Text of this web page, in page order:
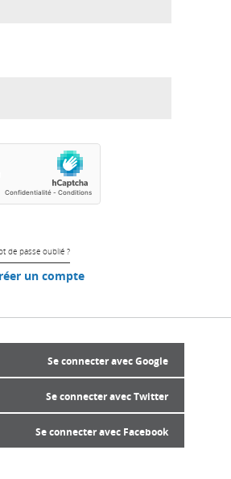
de passe oublié ?
un compte
Se connecter avec Google
Se connecter avec Twitter
Se connecter avec Facebook